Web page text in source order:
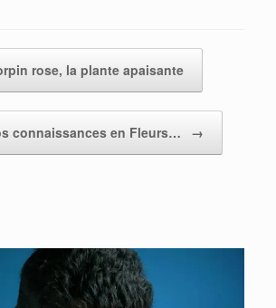
rose, la plante apaisante
connaissances en Fleurs… →